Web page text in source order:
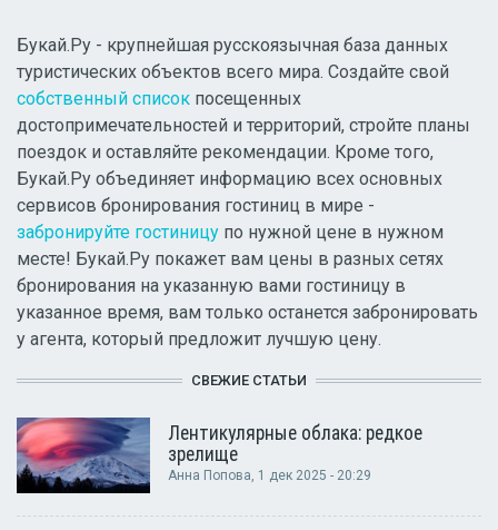
Букай.Ру - крупнейшая русскоязычная база данных
туристических объектов всего мира. Создайте свой
собственный список посещенных
достопримечательностей и территорий, стройте планы
поездок и оставляйте рекомендации. Кроме того,
Букай.Ру объединяет информацию всех основных
сервисов бронирования гостиниц в мире -
забронируйте гостиницу по нужной цене в нужном
месте! Букай.Ру покажет вам цены в разных сетях
бронирования на указанную вами гостиницу в
указанное время, вам только останется забронировать
у агента, который предложит лучшую цену.
СВЕЖИЕ СТАТЬИ
Лентикулярные облака: редкое
зрелище
Анна Попова, 1 дек 2025 - 20:29